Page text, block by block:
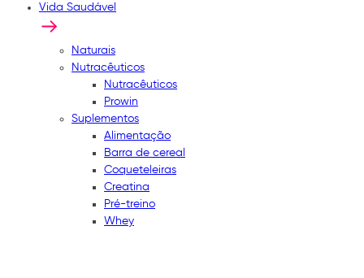
Vida Saudável
Naturais
Nutracêuticos
Nutracêuticos
Prowin
Suplementos
Alimentação
Barra de cereal
Coqueteleiras
Creatina
Pré-treino
Whey